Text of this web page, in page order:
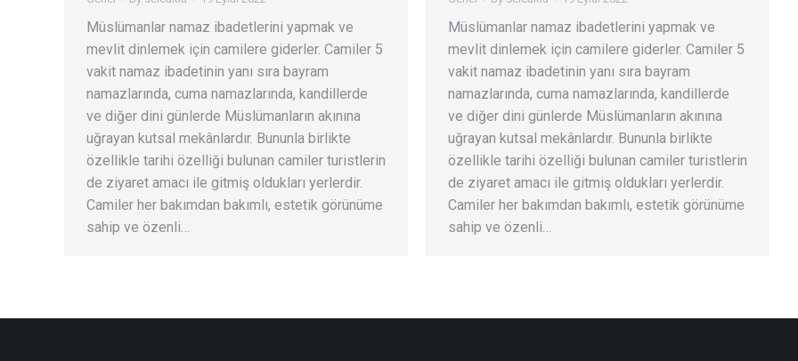
Müslümanlar namaz ibadetlerini yapmak ve
mevlit dinlemek için camilere giderler. Camiler 5
vakit namaz ibadetinin yanı sıra bayram
namazlarında, cuma namazlarında, kandillerde
ve diğer dini günlerde Müslümanların akınına
uğrayan kutsal mekânlardır. Bununla birlikte
özellikle tarihi özelliği bulunan camiler turistlerin
de ziyaret amacı ile gitmiş oldukları yerlerdir.
Camiler her bakımdan bakımlı, estetik görünüme
sahip ve özenli…
Müslümanlar namaz ibadetlerini yapmak ve
mevlit dinlemek için camilere giderler. Camiler 5
vakit namaz ibadetinin yanı sıra bayram
namazlarında, cuma namazlarında, kandillerde
ve diğer dini günlerde Müslümanların akınına
uğrayan kutsal mekânlardır. Bununla birlikte
özellikle tarihi özelliği bulunan camiler turistlerin
de ziyaret amacı ile gitmiş oldukları yerlerdir.
Camiler her bakımdan bakımlı, estetik görünüme
sahip ve özenli…